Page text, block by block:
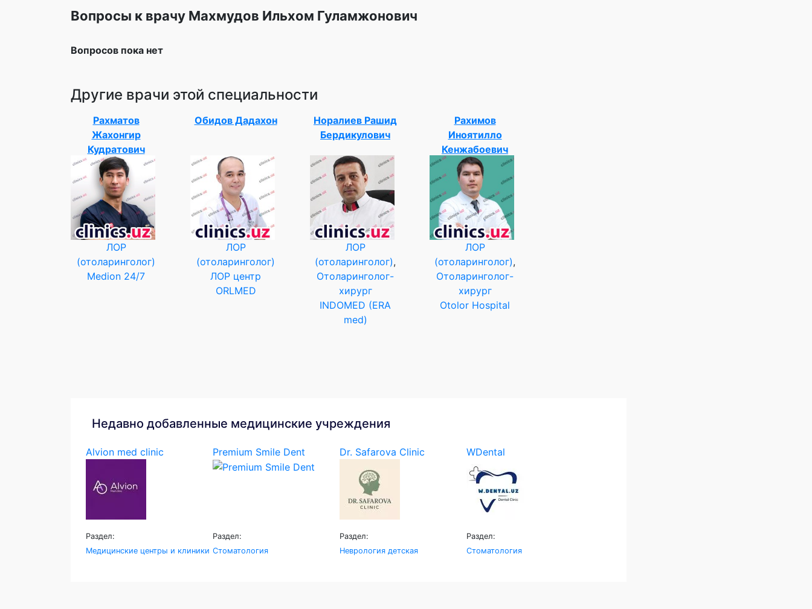
Вопросы к врачу Махмудов Ильхом Гуламжонович
Вопросов пока нет
Другие врачи этой специальности
Рахматов
Жахонгир
Кудратович
ЛОР
(отоларинголог)
Medion 24/7
Обидов Дадахон
ЛОР
(отоларинголог)
ЛОР центр
ORLMED
Норалиев Рашид
Бердикулович
ЛОР
(отоларинголог),
Отоларинголог-
хирург
INDOMED (ERA
med)
Рахимов
Иноятилло
Кенжабоевич
ЛОР
(отоларинголог),
Отоларинголог-
хирург
Otolor Hospital
Недавно добавленные медицинские учреждения
Alvion med clinic
Раздел:
Медицинские центры и клиники
Premium Smile Dent
Раздел:
Стоматология
Dr. Safarova Clinic
Раздел:
Неврология детская
WDental
Раздел:
Стоматология